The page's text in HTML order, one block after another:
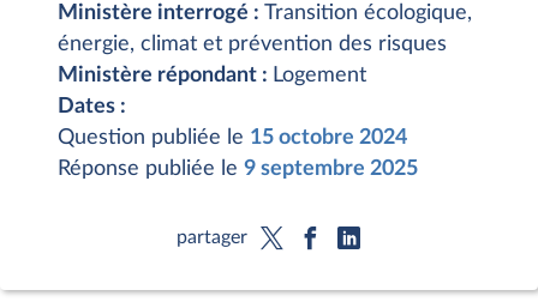
Ministère interrogé : Transition écologique,
énergie, climat et prévention des risques
Ministère répondant : Logement
Dates :
Question publiée le 15 octobre 2024
Réponse publiée le 9 septembre 2025
partager